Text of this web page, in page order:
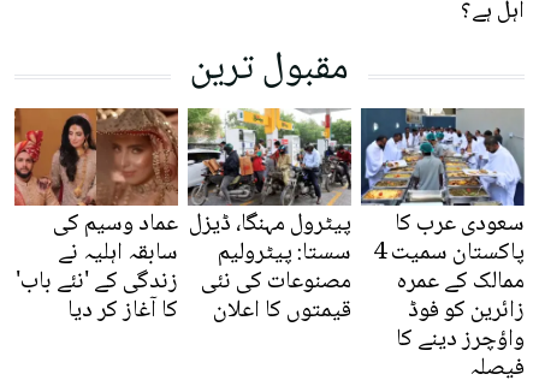
اہل ہے؟
مقبول ترین
سعودی عرب کا
پاکستان سمیت 4
ممالک کے عمرہ
زائرین کو فوڈ
واؤچرز دینے کا
فیصلہ
پیٹرول مہنگا، ڈیزل
سستا: پیٹرولیم
مصنوعات کی نئی
قیمتوں کا اعلان
عماد وسیم کی
سابقہ اہلیہ نے
زندگی کے 'نئے باب'
کا آغاز کر دیا